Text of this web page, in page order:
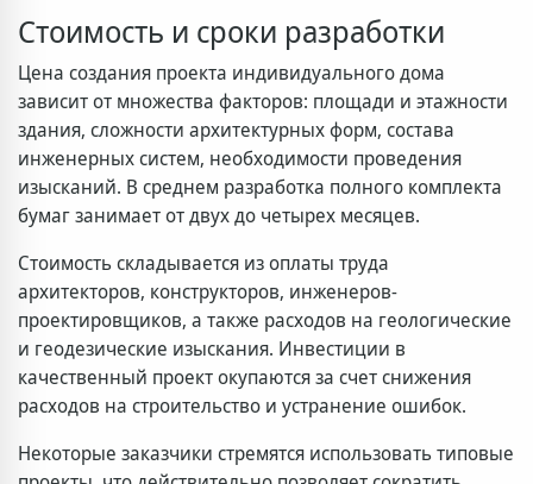
Стоимость и сроки разработки
Цена создания проекта индивидуального дома
зависит от множества факторов: площади и этажности
здания, сложности архитектурных форм, состава
инженерных систем, необходимости проведения
изысканий. В среднем разработка полного комплекта
бумаг занимает от двух до четырех месяцев.
Стоимость складывается из оплаты труда
архитекторов, конструкторов, инженеров-
проектировщиков, а также расходов на геологические
и геодезические изыскания. Инвестиции в
качественный проект окупаются за счет снижения
расходов на строительство и устранение ошибок.
Некоторые заказчики стремятся использовать типовые